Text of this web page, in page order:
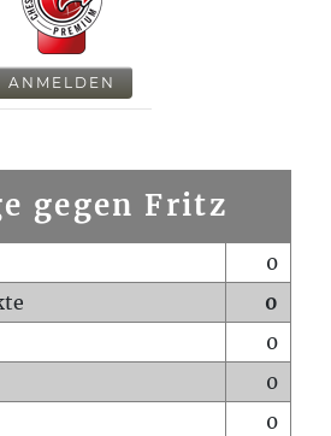
ANMELDEN
gegen Fritz
0
0
0
0
0